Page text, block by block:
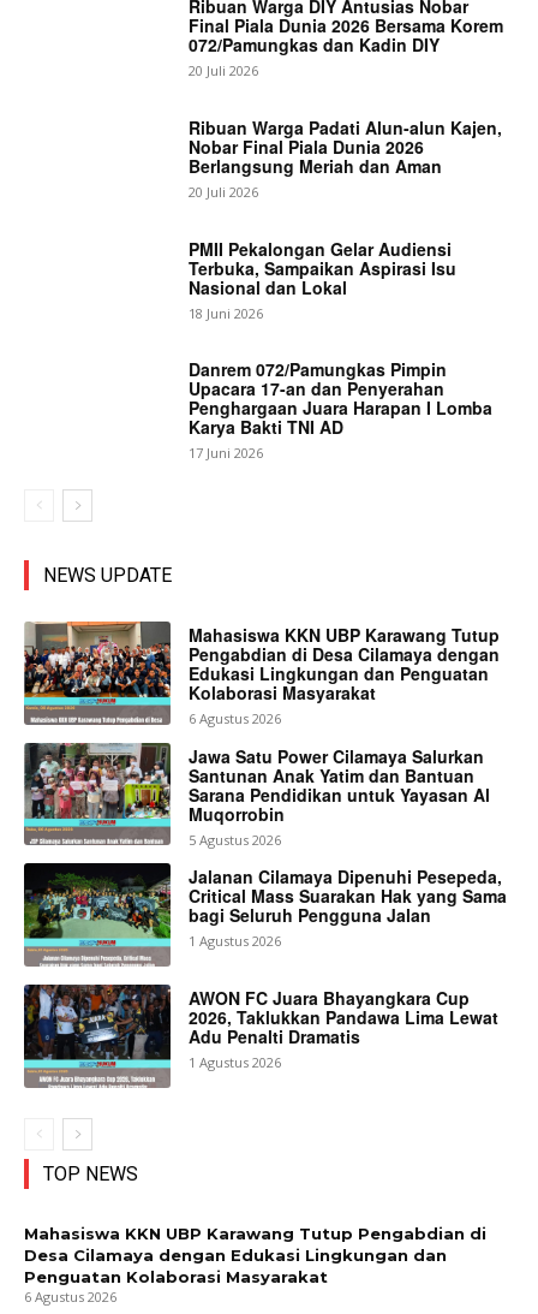
Ribuan Warga DIY Antusias Nobar
Final Piala Dunia 2026 Bersama Korem
072/Pamungkas dan Kadin DIY
20 Juli 2026
Ribuan Warga Padati Alun-alun Kajen,
Nobar Final Piala Dunia 2026
Berlangsung Meriah dan Aman
20 Juli 2026
PMII Pekalongan Gelar Audiensi
Terbuka, Sampaikan Aspirasi Isu
Nasional dan Lokal
18 Juni 2026
Danrem 072/Pamungkas Pimpin
Upacara 17-an dan Penyerahan
Penghargaan Juara Harapan I Lomba
Karya Bakti TNI AD
17 Juni 2026
NEWS UPDATE
Mahasiswa KKN UBP Karawang Tutup
Pengabdian di Desa Cilamaya dengan
Edukasi Lingkungan dan Penguatan
Kolaborasi Masyarakat
6 Agustus 2026
Jawa Satu Power Cilamaya Salurkan
Santunan Anak Yatim dan Bantuan
Sarana Pendidikan untuk Yayasan Al
Muqorrobin
5 Agustus 2026
Jalanan Cilamaya Dipenuhi Pesepeda,
Critical Mass Suarakan Hak yang Sama
bagi Seluruh Pengguna Jalan
1 Agustus 2026
AWON FC Juara Bhayangkara Cup
2026, Taklukkan Pandawa Lima Lewat
Adu Penalti Dramatis
1 Agustus 2026
TOP NEWS
Mahasiswa KKN UBP Karawang Tutup Pengabdian di
Desa Cilamaya dengan Edukasi Lingkungan dan
Penguatan Kolaborasi Masyarakat
6 Agustus 2026